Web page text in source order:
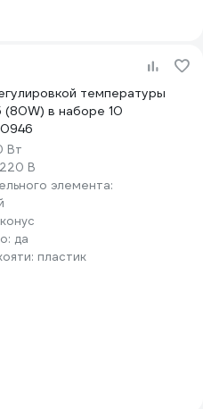
температуры
(80W) в наборе 10
Вт
220 В
элемента:
конус
да
пластик